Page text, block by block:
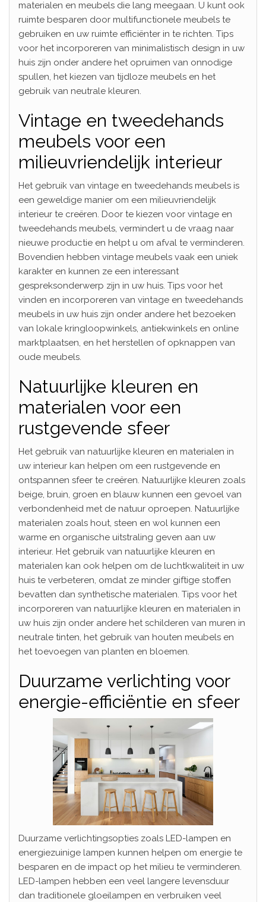
materialen en meubels die lang meegaan. U kunt ook
ruimte besparen door multifunctionele meubels te
gebruiken en uw ruimte efficiënter in te richten. Tips
voor het incorporeren van minimalistisch design in uw
huis zijn onder andere het opruimen van onnodige
spullen, het kiezen van tijdloze meubels en het
gebruik van neutrale kleuren.
Vintage en tweedehands
meubels voor een
milieuvriendelijk interieur
Het gebruik van vintage en tweedehands meubels is
een geweldige manier om een milieuvriendelijk
interieur te creëren. Door te kiezen voor vintage en
tweedehands meubels, vermindert u de vraag naar
nieuwe productie en helpt u om afval te verminderen.
Bovendien hebben vintage meubels vaak een uniek
karakter en kunnen ze een interessant
gespreksonderwerp zijn in uw huis. Tips voor het
vinden en incorporeren van vintage en tweedehands
meubels in uw huis zijn onder andere het bezoeken
van lokale kringloopwinkels, antiekwinkels en online
marktplaatsen, en het herstellen of opknappen van
oude meubels.
Natuurlijke kleuren en
materialen voor een
rustgevende sfeer
Het gebruik van natuurlijke kleuren en materialen in
uw interieur kan helpen om een rustgevende en
ontspannen sfeer te creëren. Natuurlijke kleuren zoals
beige, bruin, groen en blauw kunnen een gevoel van
verbondenheid met de natuur oproepen. Natuurlijke
materialen zoals hout, steen en wol kunnen een
warme en organische uitstraling geven aan uw
interieur. Het gebruik van natuurlijke kleuren en
materialen kan ook helpen om de luchtkwaliteit in uw
huis te verbeteren, omdat ze minder giftige stoffen
bevatten dan synthetische materialen. Tips voor het
incorporeren van natuurlijke kleuren en materialen in
uw huis zijn onder andere het schilderen van muren in
neutrale tinten, het gebruik van houten meubels en
het toevoegen van planten en bloemen.
Duurzame verlichting voor
energie-efficiëntie en sfeer
Duurzame verlichtingsopties zoals LED-lampen en
energiezuinige lampen kunnen helpen om energie te
besparen en de impact op het milieu te verminderen.
LED-lampen hebben een veel langere levensduur
dan traditionele gloeilampen en verbruiken veel